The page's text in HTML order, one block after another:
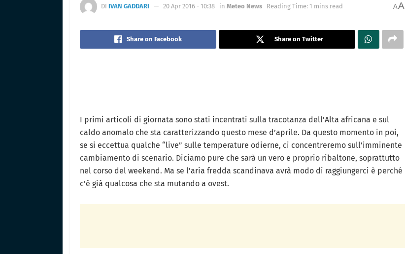
DI IVAN GADDARI 20 Apr 2016 - 10:38 in Meteo News Reading Time: 1 mins read AA
Share on Facebook Share on Twitter
I primi articoli di giornata sono stati incentrati sulla tracotanza dell’Alta africana e sul
caldo anomalo che sta caratterizzando questo mese d’aprile. Da questo momento in poi,
se si eccettua qualche “live” sulle temperature odierne, ci concentreremo sull’imminente
cambiamento di scenario. Diciamo pure che sarà un vero e proprio ribaltone, soprattutto
nel corso del weekend. Ma se l’aria fredda scandinava avrà modo di raggiungerci è perché
c’è già qualcosa che sta mutando a ovest.